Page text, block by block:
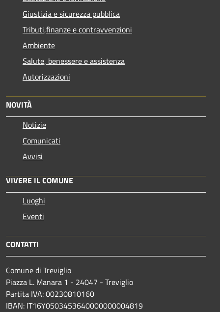
Giustizia e sicurezza pubblica
Tributi,finanze e contravvenzioni
Ambiente
Salute, benessere e assistenza
Autorizzazioni
NOVITÀ
Notizie
Comunicati
Avvisi
VIVERE IL COMUNE
Luoghi
Eventi
CONTATTI
Comune di Treviglio
Piazza L. Manara 1 - 24047 - Treviglio
Partita IVA: 00230810160
IBAN: IT16Y0503453640000000004819